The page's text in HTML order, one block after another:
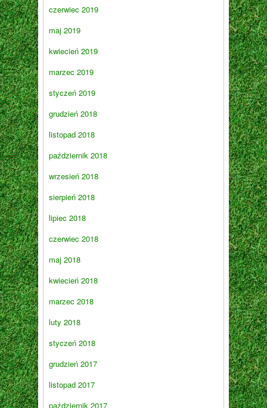
czerwiec 2019
maj 2019
kwiecień 2019
marzec 2019
styczeń 2019
grudzień 2018
listopad 2018
październik 2018
wrzesień 2018
sierpień 2018
lipiec 2018
czerwiec 2018
maj 2018
kwiecień 2018
marzec 2018
luty 2018
styczeń 2018
grudzień 2017
listopad 2017
październik 2017